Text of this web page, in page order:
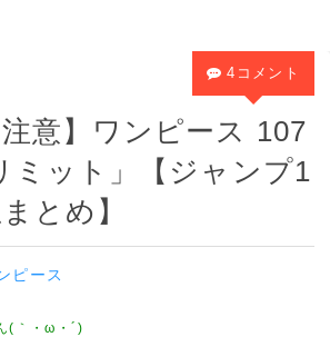
注意】ワンピース 107
ミット」【ジャンプ1
とめ】
ピース
4コメント
(｀・ω・´)